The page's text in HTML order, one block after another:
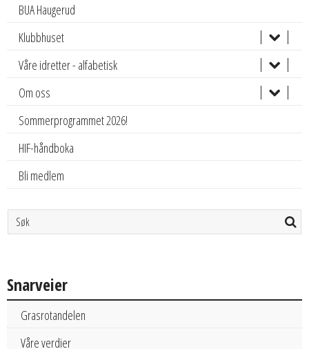
BUA Haugerud
Klubbhuset
Våre idretter - alfabetisk
Om oss
Sommerprogrammet 2026!
HIF-håndboka
Bli medlem
Snarveier
Grasrotandelen
Våre verdier